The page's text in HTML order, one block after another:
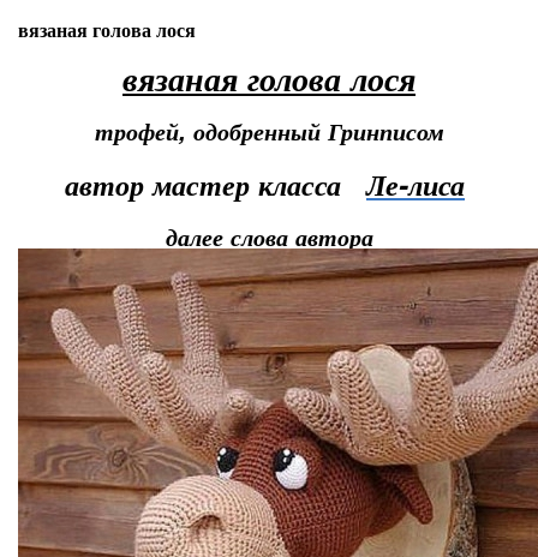
вязаная голова лося
вязаная голова лося
трофей, одобренный Гринписом
автор мастер классаЛе-лиса
далее слова автора